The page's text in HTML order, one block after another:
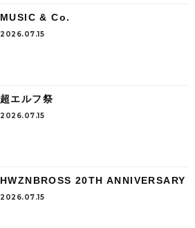
MUSIC & Co.
2026.07.15
超エルフ祭
2026.07.15
HWZNBROSS 20TH ANNIVERSARY
2026.07.15